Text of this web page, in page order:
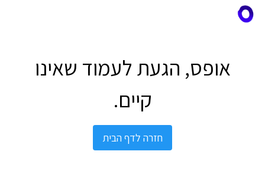
אופס, הגעת לעמוד שאינו
קיים.
חזרה לדף הבית